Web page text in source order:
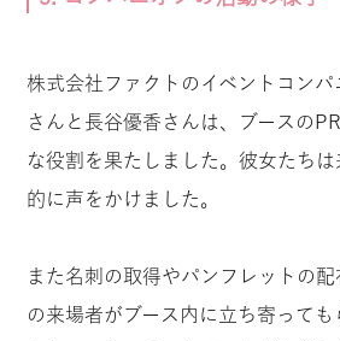
株式会社ファクトのイベントコン
さんと長谷優香さんは、ブースの
な役割を果たしました。彼女たち
的に声をかけました。
また名刺の取得やパンフレットの配
の来場者がブース内に立ち寄っても